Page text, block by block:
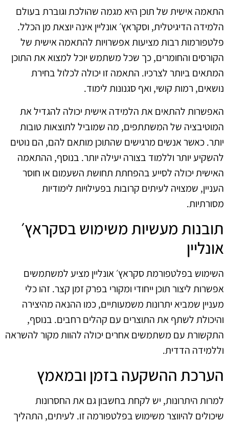
התאמה אישית של תוכן היא מגמה שהולכת וגוברת בעולם
הלמידה הדיגיטלית, וסקראץ׳ אונליין אינה יוצאת מן הכלל.
פלטפורמות רבות מציעות אפשרויות להתאמה אישית של
הקורסים והחומרים, כך שכל משתמש יוכל למצוא את התוכן
המתאים ביותר לצרכיו. התאמה זו יכולה לכלול בחירת
נושאים, רמות קושי, ואף סגנונות לימוד.
האפשרות להתאים את הלמידה אישית יכולה להגדיל את
המוטיבציה של המשתתפים, מה שמוביל לתוצאות טובות
יותר. כאשר אנשים מרגישים שהתוכן מותאם להם, הם נוטים
להשקיע יותר וללמוד בצורה יעילה יותר. בנוסף, ההתאמה
האישית יכולה לסייע בהפחתת תחושת השעמום או חוסר
העניין, שמצויה לעיתים קרובות בפעילויות לימודיות
מסורתיות.
תובנות מעשיות משימוש בסקראץ׳
אונליין
השימוש בפלטפורמת סקראץ׳ אונליין מציע למשתמשים
אפשרות ליצור תוכן ייחודי ומקורי בפרק זמן קצר. זהו כלי
מעניין שמביא יתרונות משמעותיים, כמו ההנאה מהיצירה
והיכולת לשתף את התוצרים עם קהלים רחבים. בנוסף,
התקשורת עם משתמשים אחרים יכולה להוות מקור להשראה
וללמידה הדדית.
הערכת ההשקעה בזמן ובמאמץ
למרות היתרונות, יש לקחת בחשבון גם את החסרונות
שיכולים להיווצר משימוש בפלטפורמה זו. לעיתים, התהליך